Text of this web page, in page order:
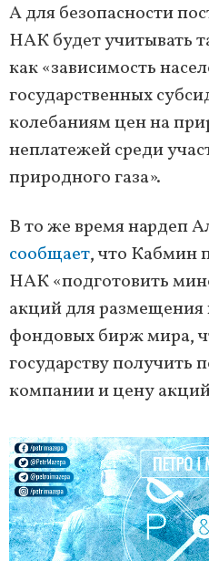
А для безопасности
НАК будет учитывать
как «зависимость
государственных
колебаниям цен на
неплатежей среди
природного газа».
В то же время нардеп
сообщает, что Кабмин
НАК «подготовить
акций для
фондовых бирж мира,
государству получить
компании и цену